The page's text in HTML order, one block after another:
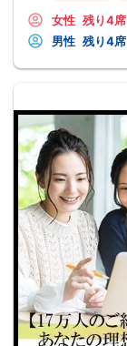
女性 残り4席
男性 残り4席